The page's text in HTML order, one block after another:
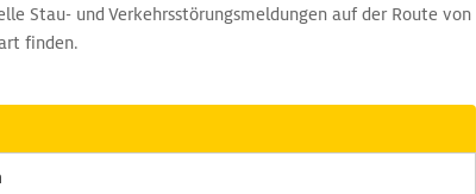
Stau- und Verkehrsstörungsmeldungen auf der Route von
finden.